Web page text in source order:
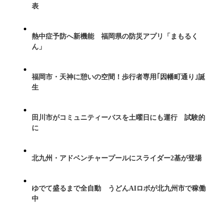
表
熱中症予防へ新機能 福岡県の防災アプリ「まもるく
ん」
福岡市・天神に憩いの空間！歩行者専用｢因幡町通り｣誕
生
田川市がコミュニティーバスを土曜日にも運行 試験的
に
北九州・アドベンチャープールにスライダー2基が登場
ゆでて盛るまで全自動 うどんAIロボが北九州市で稼働
中